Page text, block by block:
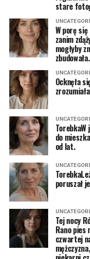
stare
W porę
zanim
mogłyby
zbudowała.
Ocknęła
TorebkaW
do
od lat.
poruszał
Tej nocy
Rano
czwartej